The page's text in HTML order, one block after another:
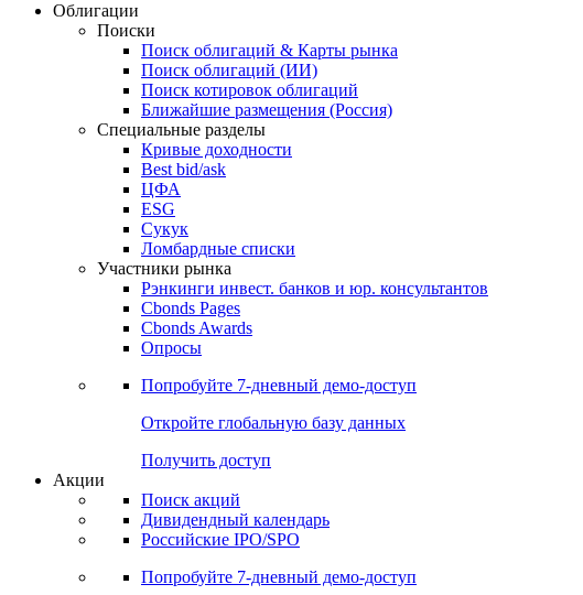
Облигации
Поиски
Поиск облигаций & Карты рынка
Поиск облигаций (ИИ)
Поиск котировок облигаций
Ближайшие размещения (Россия)
Специальные разделы
Кривые доходности
Best bid/ask
ЦФА
ESG
Сукук
Ломбардные списки
Участники рынка
Рэнкинги инвест. банков и юр. консультантов
Cbonds Pages
Cbonds Awards
Опросы
Попробуйте 7-дневный демо-доступ
Откройте глобальную базу данных
Получить доступ
Акции
Поиск акций
Дивидендный календарь
Российские IPO/SPO
Попробуйте 7-дневный демо-доступ